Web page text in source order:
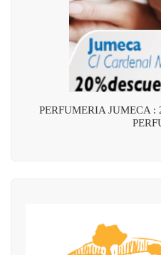
PERFUMERIA JUMECA :